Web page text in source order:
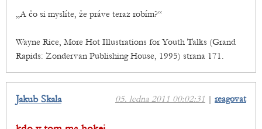
„A čo si myslíte, že práve teraz robím?“
Wayne Rice, More Hot Illustrations for Youth Talks (Grand
Rapids: Zondervan Publishing House, 1995) strana 171.
05. ledna 2011 00:02:31 | reagovat
Jakub Skala